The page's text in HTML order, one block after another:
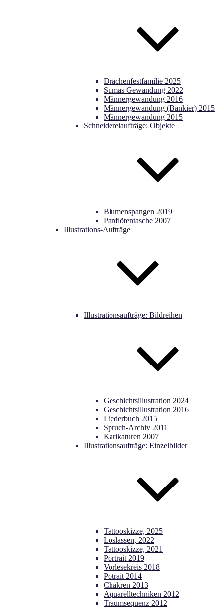
Drachenfestfamilie 2025
Sumas Gewandung 2022
Männergewandung 2016
Männergewandung (Bankier) 2015
Männergewandung 2015
Schneidereiaufträge: Objekte
Blumenspangen 2019
Panflötentasche 2007
Illustrations-Aufträge
Illustrationsaufträge: Bildreihen
Geschichtsillustration 2024
Geschichtsillustration 2016
Liederbuch 2015
Spruch-Archiv 2011
Karikaturen 2007
Illustrationsaufträge: Einzelbilder
Tattooskizze, 2025
Loslassen, 2022
Tattooskizze, 2021
Portrait 2019
Vorlesekreis 2018
Potrait 2014
Chakren 2013
Aquarelltechniken 2012
Traumsequenz 2012